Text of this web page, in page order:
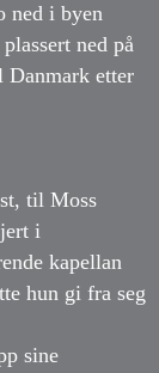
ned i byen
ned på
Danmark etter
til Moss
i
kapellan
hun gi fra seg
sine